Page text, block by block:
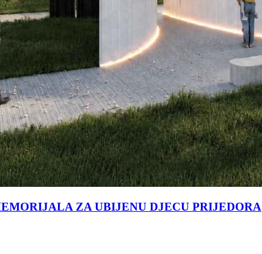
ZA UBIJENU DJECU PRIJEDORA